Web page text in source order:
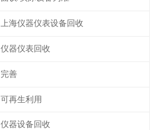
上海仪器仪表设备回收
仪器仪表回收
完善
可再生利用
仪器设备回收